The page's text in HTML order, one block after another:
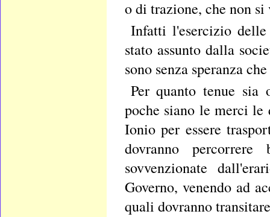
o di trazione, che non
Infatti l'esercizio
stato assunto dalla
sono senza speranza
Per quanto tenue
poche siano le merci
Ionio per essere
dovranno
sovvenzionate
Governo, venendo ad
quali dovranno